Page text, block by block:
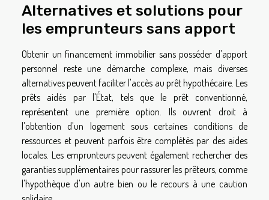
Alternatives et solutions pour
les emprunteurs sans apport
Obtenir un financement immobilier sans posséder d'apport
personnel reste une démarche complexe, mais diverses
alternatives peuvent faciliter l'accès au prêt hypothécaire. Les
prêts aidés par l'État, tels que le prêt conventionné,
représentent une première option. Ils ouvrent droit à
l'obtention d'un logement sous certaines conditions de
ressources et peuvent parfois être complétés par des aides
locales. Les emprunteurs peuvent également rechercher des
garanties supplémentaires pour rassurer les prêteurs, comme
l'hypothèque d'un autre bien ou le recours à une caution